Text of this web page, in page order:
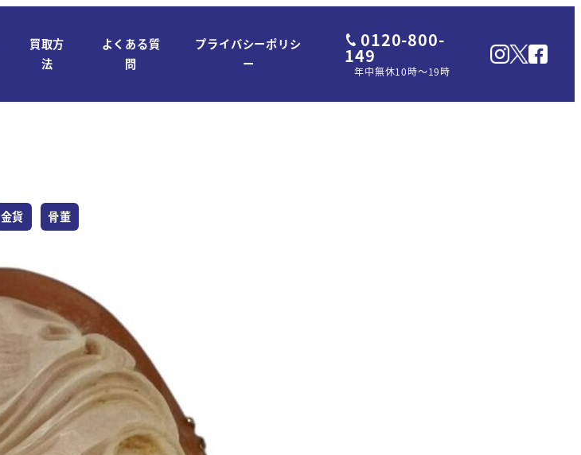
買取方
法
よくある質
問
プライバシーポリシ
ー
0120-800-
149
年中無休10時～19時
カテゴリー
金貨 カテゴリー
骨董